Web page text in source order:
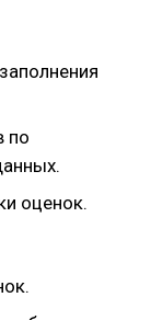
по
оценок.